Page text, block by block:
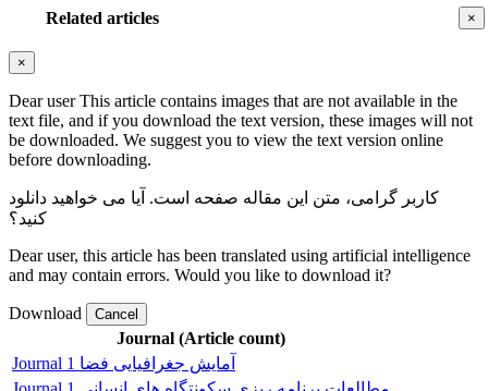
×
Related articles
×
Dear user This article contains images that are not available in the
text file, and if you download the text version, these images will not
be downloaded. We suggest you to view the text version online
before downloading.
کاربر گرامی، متن این مقاله صفحه است. آیا می خواهید دانلود
کنید؟
Dear user, this article has been translated using artificial intelligence
and may contain errors. Would you like to download it?
Download Cancel
Journal (Article count)
Journal آمایش جغرافیایی فضا 1